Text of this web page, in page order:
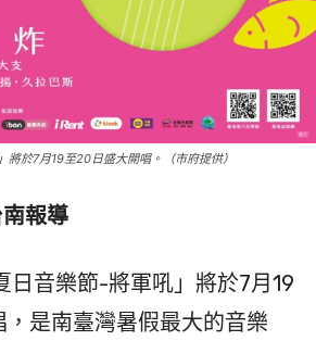
將於7月19至20日盛大開唱。（市府提供）
報導
音樂節-將軍吼」將於7月19
是南臺灣暑假最大的音樂